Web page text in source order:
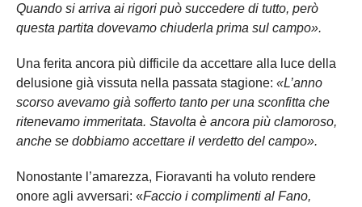
Quando si arriva ai rigori può succedere di tutto, però
questa partita dovevamo chiuderla prima sul campo».
Una ferita ancora più difficile da accettare alla luce della
delusione già vissuta nella passata stagione: «L’anno
scorso avevamo già sofferto tanto per una sconfitta che
ritenevamo immeritata. Stavolta è ancora più clamoroso,
anche se dobbiamo accettare il verdetto del campo».
Nonostante l’amarezza, Fioravanti ha voluto rendere
onore agli avversari: «Faccio i complimenti al Fano,